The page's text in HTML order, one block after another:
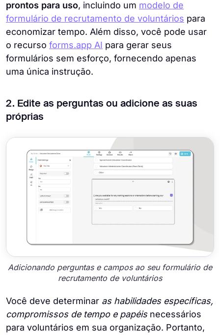
prontos para uso, incluindo um modelo de
formulário de recrutamento de voluntários para
economizar tempo. Além disso, você pode usar
o recurso forms.app AI para gerar seus
formulários sem esforço, fornecendo apenas
uma única instrução.
2. Edite as perguntas ou adicione as suas
próprias
Adicionando perguntas e campos ao seu formulário de
recrutamento de voluntários
Você deve determinar as habilidades específicas,
compromissos de tempo e papéis necessários
para voluntários em sua organização. Portanto,